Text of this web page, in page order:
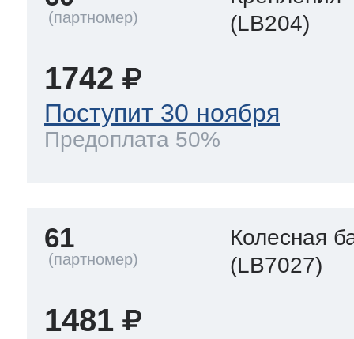
(LB204)
1742
Поступит 30 ноября
Предоплата 50%
61
Колесная
(LB7027)
1481